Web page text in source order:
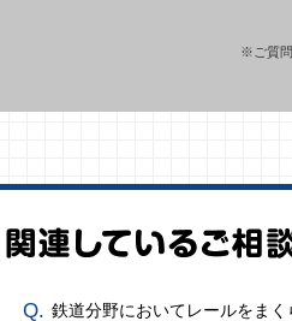
※ご質問
鉄道分野においてレールをま